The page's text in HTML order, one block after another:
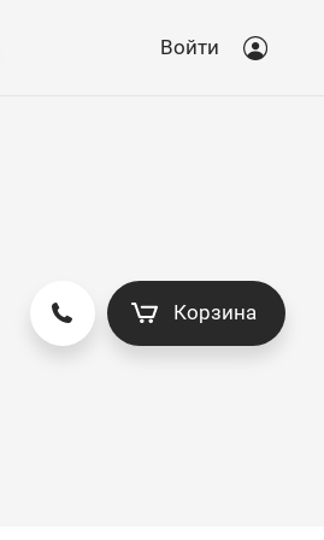
Войти
Корзина